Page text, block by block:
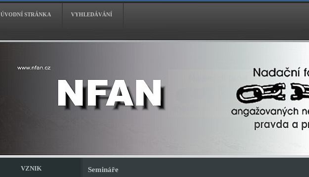
ÚVODNÍ STRÁNKA VYHLEDÁVÁNÍ
VZNIK Semináře